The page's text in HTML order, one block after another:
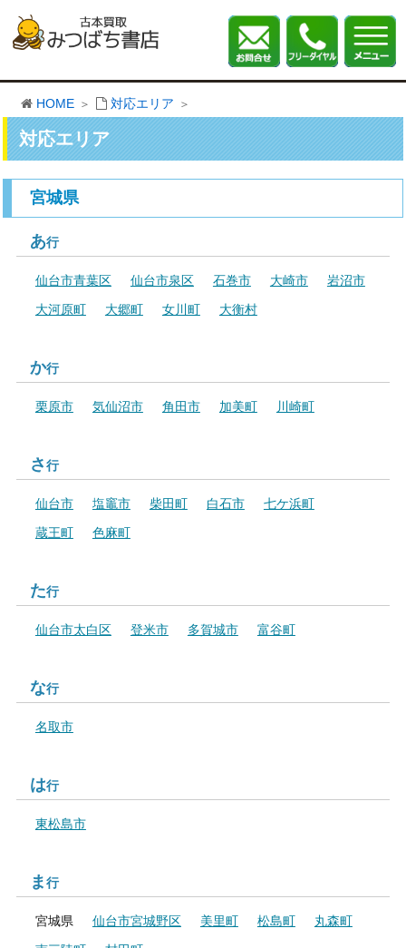
HOME 対応エリア
対応エリア
宮城県
あ行
仙台市青葉区 仙台市泉区 石巻市 大崎市
岩沼市
大河原町
大郷町 女川町 大衡村
か行
栗原市 気仙沼市 角田市 加美町 川崎町
さ行
仙台市 塩竈市 柴田町 白石市
七ケ浜町
蔵王町
色麻町
た行
仙台市太白区 登米市 多賀城市 富谷町
な行
名取市
は行
東松島市
ま行
宮城県 仙台市宮城野区 美里町 松島町
丸森町